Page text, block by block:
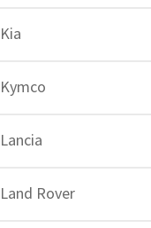
Kia
Kymco
Lancia
Land Rover